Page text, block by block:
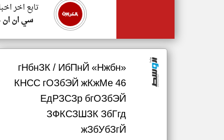
تابع اخر
سي ان ان
гНбнЗК / ИбПнЙ «Нжбн»
КНСС гОЗбЭЙ жКжМе 46
ЕдРЗСЗр бгОЗбЭЙ
ЗФКСЗШЗК ЗбГгд
жЗбУбЗгЙ